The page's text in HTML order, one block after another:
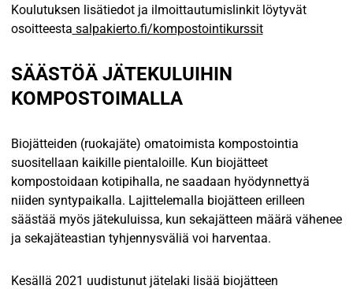
Koulutuksen lisätiedot ja ilmoittautumislinkit löytyvät
osoitteesta salpakierto.fi/kompostointikurssit
SÄÄSTÖÄ JÄTEKULUIHIN
KOMPOSTOIMALLA
Biojätteiden (ruokajäte) omatoimista kompostointia
suositellaan kaikille pientaloille. Kun biojätteet
kompostoidaan kotipihalla, ne saadaan hyödynnettyä
niiden syntypaikalla. Lajittelemalla biojätteen erilleen
säästää myös jätekuluissa, kun sekajätteen määrä vähenee
ja sekajäteastian tyhjennysväliä voi harventaa.
Kesällä 2021 uudistunut jätelaki lisää biojätteen